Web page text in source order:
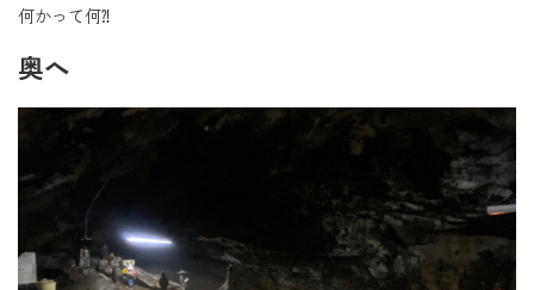
何かって何⁈
奥へ